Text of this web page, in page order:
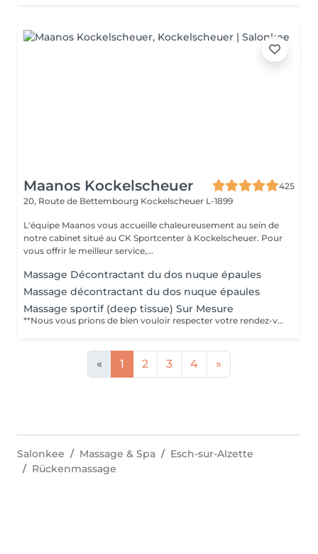
Maanos Kockelscheuer
425
20, Route de Bettembourg Kockelscheuer L-1899
L'équipe Maanos vous accueille chaleureusement au sein de
notre cabinet situé au CK Sportcenter à Kockelscheuer. Pour
vous offrir le meilleur service,...
Massage Décontractant du dos nuque épaules
Massage décontractant du dos nuque épaules
Massage sportif (deep tissue) Sur Mesure
**Nous vous prions de bien vouloir respecter votre rendez-vous** En prenant rendez-vous, vous occupez une place, dont une autre personne aurait éventuellement besoin. Tout rendez-vous non annulé 24h en avance, est susceptible d'être facturé. (Si vous ne pouvez pas vous présenter à votre RDV, proposez-le éventuellement à un proche ou à un ami) Toute l'équipe DE MASSEUR vous remercie pour votre respect et votre compréhension ____________________________________________________________________________________ **Please keep your appointment ** By making an appointment, you occupy a place, which another person may need. Any appointment that is not cancelled 24 hours in advance may be charged. (If you are unable to attend your appointment, suggest it to a family member or a friend). The whole DE MASSEUR team thanks you for your respect and understanding.
« 1 2 3 4 »
Salonkee Massage & Spa
Esch-sur-Alzette
Rückenmassage